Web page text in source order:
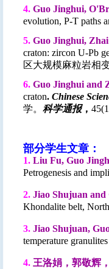
4. Guo Jinghui,
evolution, P-T paths
5. Guo Jinghui,
craton: zircon U-Pb
区大规模麻粒岩相
6. Guo Jinghui and
craton. Chinese
学。 科学通报，
部分学生文章：
1. Liu Fu, Guo
Petrogenesis and
2. Jiao Shujuan
Khondalite belt,
3. Jiao Shujuan,
temperature
4. 王洛娟，郭敬辉